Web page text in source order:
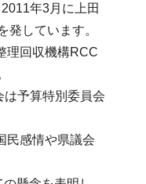
年3月に上田
しています。
理回収機構RCC
予算特別委員会
民感情や県議会